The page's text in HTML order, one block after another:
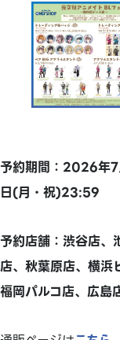
予約期間：2026
日(月・祝)23:59
予約店舗：渋谷店、
店、秋葉原店、横浜
福岡パルコ店、広島